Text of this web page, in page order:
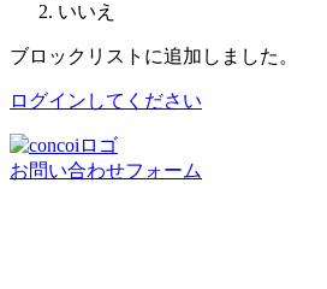
いいえ
ブロックリストに追加しました。
ログインしてください
お問い合わせフォーム